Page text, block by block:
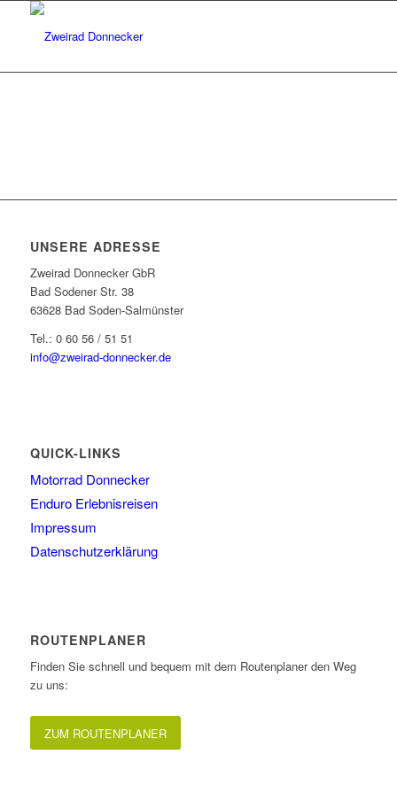
UNSERE ADRESSE
Zweirad Donnecker GbR
Bad Sodener Str. 38
63628 Bad Soden-Salmünster
Tel.: 0 60 56 / 51 51
info@zweirad-donnecker.de
QUICK-LINKS
Motorrad Donnecker
Enduro Erlebnisreisen
Impressum
Datenschutzerklärung
ROUTENPLANER
Finden Sie schnell und bequem mit dem Routenplaner den Weg
zu uns:
ZUM ROUTENPLANER